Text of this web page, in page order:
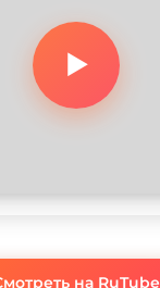
на RuTube